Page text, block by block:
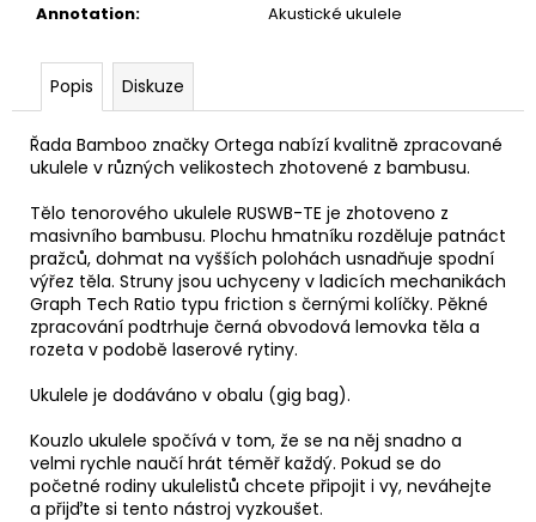
Annotation: Akustické ukulele
Popis Diskuze
Řada Bamboo značky Ortega nabízí kvalitně zpracované
ukulele v různých velikostech zhotovené z bambusu.
Tělo tenorového ukulele RUSWB-TE je zhotoveno z
masivního bambusu. Plochu hmatníku rozděluje patnáct
pražců, dohmat na vyšších polohách usnadňuje spodní
výřez těla. Struny jsou uchyceny v ladicích mechanikách
Graph Tech Ratio typu friction s černými kolíčky. Pěkné
zpracování podtrhuje černá obvodová lemovka těla a
rozeta v podobě laserové rytiny.
Ukulele je dodáváno v obalu (gig bag).
Kouzlo ukulele spočívá v tom, že se na něj snadno a
velmi rychle naučí hrát téměř každý. Pokud se do
početné rodiny ukulelistů chcete připojit i vy, neváhejte
a přijďte si tento nástroj vyzkoušet.
e
m
SENCOR
LADIČKA
DIGITÁLNÍ
SDT-
7
350
Kč